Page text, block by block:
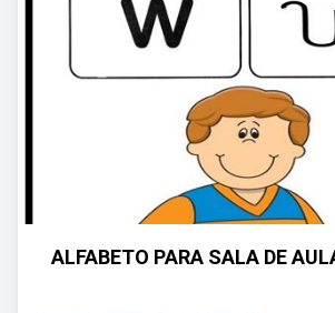
ALFABETO PARA SALA DE